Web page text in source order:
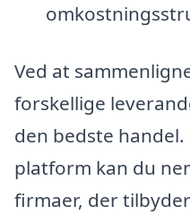
Ved at
forskellige
den bedste
platform kan du
firmaer, der tilbyder